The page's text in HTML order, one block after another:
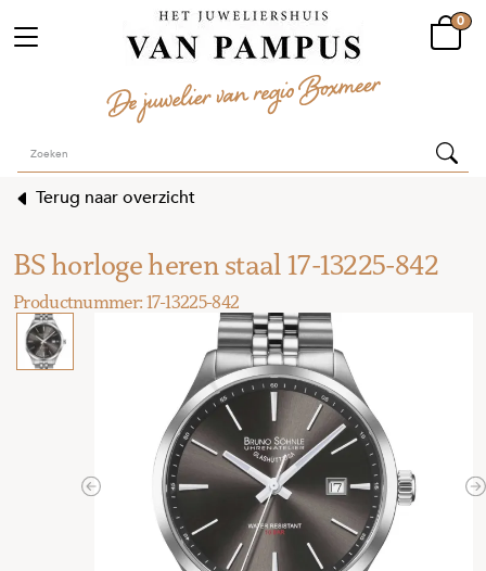
0
Terug naar overzicht
BS horloge heren staal 17-13225-842
Previous